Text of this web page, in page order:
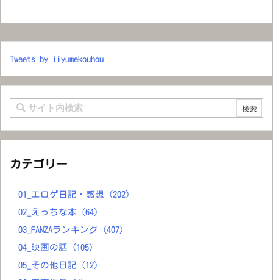
Tweets by iiyumekouhou
カテゴリー
01_エロゲ日記・感想
(202)
02_えっちな本
(64)
03_FANZAランキング
(407)
04_映画の話
(105)
05_その他日記
(12)